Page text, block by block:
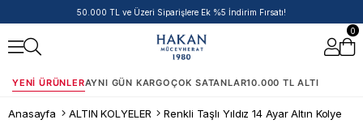
14 Ayar Ürünlerde Havale/EFT İndirimi
0
YENI ÜRÜNLERAYNI GÜN KARGOÇOK SATANLAR10.000 TL ALTI
Anasayfa ALTIN KOLYELER Renkli Taşlı Yıldız 14 Ayar Altın Kolye